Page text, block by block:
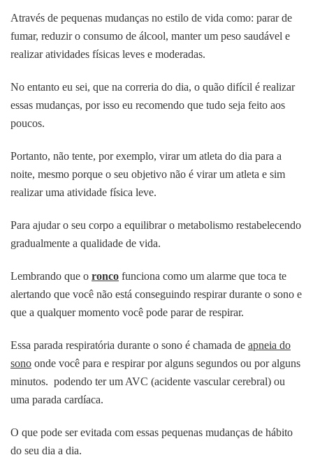
Através de pequenas mudanças no estilo de vida como: parar de
fumar, reduzir o consumo de álcool, manter um peso saudável e
realizar atividades físicas leves e moderadas.
No entanto eu sei, que na correria do dia, o quão difícil é realizar
essas mudanças, por isso eu recomendo que tudo seja feito aos
poucos.
Portanto, não tente, por exemplo, virar um atleta do dia para a
noite, mesmo porque o seu objetivo não é virar um atleta e sim
realizar uma atividade física leve.
Para ajudar o seu corpo a equilibrar o metabolismo restabelecendo
gradualmente a qualidade de vida.
Lembrando que o ronco funciona como um alarme que toca te
alertando que você não está conseguindo respirar durante o sono e
que a qualquer momento você pode parar de respirar.
Essa parada respiratória durante o sono é chamada de apneia do
sono onde você para e respirar por alguns segundos ou por alguns
minutos. podendo ter um AVC (acidente vascular cerebral) ou
uma parada cardíaca.
O que pode ser evitada com essas pequenas mudanças de hábito
do seu dia a dia.